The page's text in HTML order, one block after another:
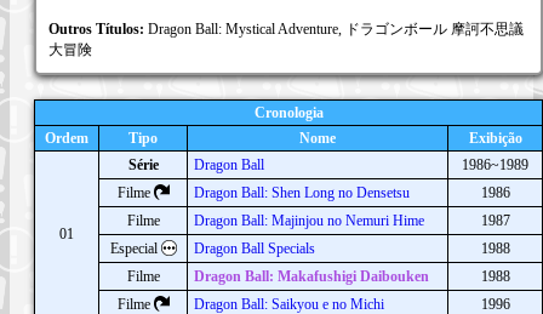
Outros Títulos: Dragon Ball: Mystical Adventure, ドラゴンボール 摩訶不思議
大冒険
Cronologia
Ordem
Tipo Nome Exibição
01
Série Dragon Ball
1986~1989
Filme
Dragon Ball: Shen Long no Densetsu
1986
Filme
Dragon Ball: Majinjou no Nemuri Hime
1987
Especial
Dragon Ball Specials
1988
Filme
Dragon Ball: Makafushigi Daibouken
1988
Filme
Dragon Ball: Saikyou e no Michi 1996